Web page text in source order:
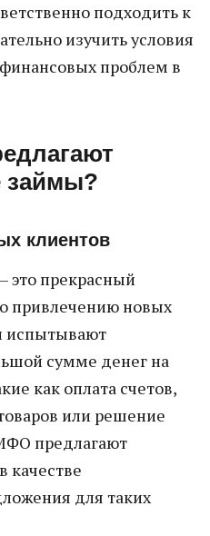
подходить к
изучить условия
проблем в
займы?
клиентов
это прекрасный
привлечению новых
испытывают
сумме денег на
как оплата счетов,
или решение
предлагают
качестве
для таких